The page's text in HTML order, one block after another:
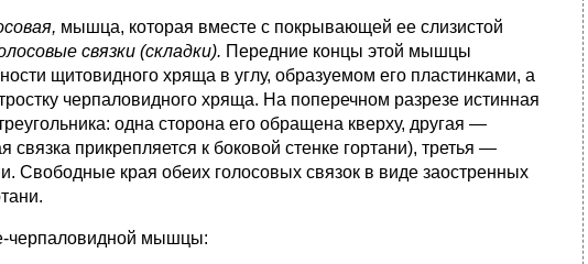
мышца, которая вместе с покрывающей ее слизистой
связки (складки). Передние концы этой мышцы
щитовидного хряща в углу, образуемом его пластинками, а
черпаловидного хряща. На поперечном разрезе истинная
одна сторона его обращена кверху, другая —
связка прикрепляется к боковой стенке гортани), третья —
Свободные края обеих голосовых связок в виде заостренных
черпаловидной мышцы: